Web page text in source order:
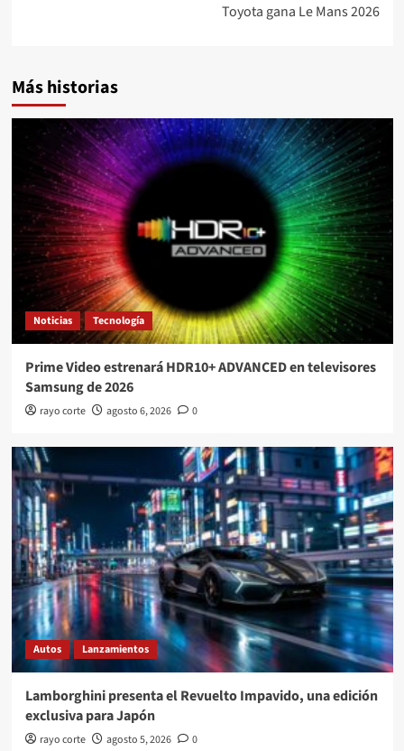
Toyota gana Le Mans 2026
Más historias
Noticias Tecnología
Prime Video estrenará HDR10+ ADVANCED en televisores
Samsung de 2026
rayo corte agosto 6, 2026 0
Autos Lanzamientos
Lamborghini presenta el Revuelto Impavido, una edición
exclusiva para Japón
rayo corte agosto 5, 2026 0